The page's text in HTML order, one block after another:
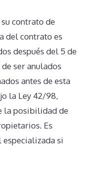
contrato de
del contrato es
después del 5 de
ser anulados
antes de esta
la Ley 42/98,
la posibilidad de
Es
si